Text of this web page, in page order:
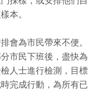
本。
為市民帶來不便。
市民下班後，盡快為
人士進行檢測，目標
完成行動，為所有已